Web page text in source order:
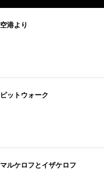
港より
ットウォーク
ルケロフとイザケロフ